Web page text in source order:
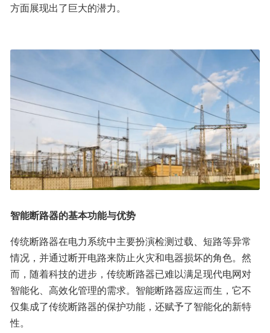
方面展现出了巨大的潜力。
智能断路器的基本功能与优势
传统断路器在电力系统中主要扮演检测过载、短路等异常
情况，并通过断开电路来防止火灾和电器损坏的角色。然
而，随着科技的进步，传统断路器已难以满足现代电网对
智能化、高效化管理的需求。智能断路器应运而生，它不
仅集成了传统断路器的保护功能，还赋予了智能化的新特
性。